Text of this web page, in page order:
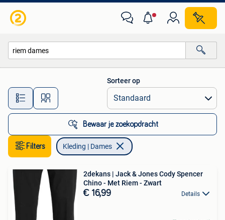
Alle afstanden…
Sorteer op
Bewaar je zoekopdracht
Filters Kleding | Dames
2dekans | Jack & Jones Cody Spencer
Chino - Met Riem - Zwart
€ 16,99 Details